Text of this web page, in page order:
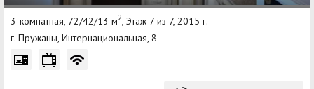
3-комнатная, 72/42/13 м2, Этаж 7 из 7, 2015 г.
г. Пружаны, Интернациональная, 8